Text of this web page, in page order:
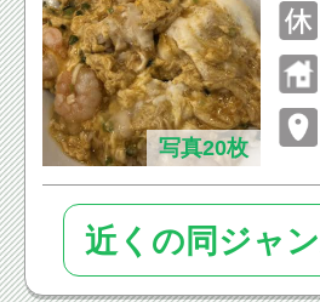
写真20枚
近くの同ジャ